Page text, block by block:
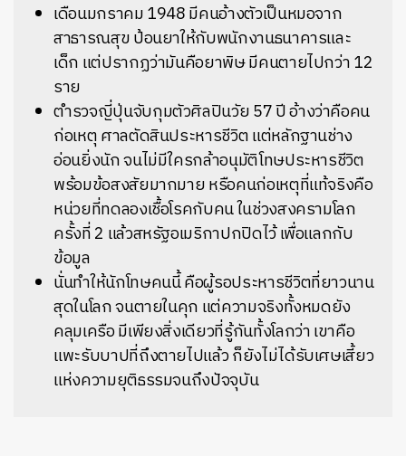
เดือนมกราคม 1948 มีคนอ้างตัวเป็นหมอจาก
สาธารณสุข ป้อนยาให้กับพนักงานธนาคารและ
เด็ก แต่ปรากฏว่ามันคือยาพิษ มีคนตายไปกว่า 12
ราย
ตำรวจญี่ปุ่นจับกุมตัวศิลปินวัย 57 ปี อ้างว่าคือคน
ก่อเหตุ ศาลตัดสินประหารชีวิต แต่หลักฐานช่าง
อ่อนยิ่งนัก จนไม่มีใครกล้าอนุมัติโทษประหารชีวิต
พร้อมข้อสงสัยมากมาย หรือคนก่อเหตุที่แท้จริงคือ
หน่วยที่ทดลองเชื้อโรคกับคน ในช่วงสงครามโลก
ครั้งที่ 2 แล้วสหรัฐอเมริกาปกปิดไว้ เพื่อแลกกับ
ข้อมูล
นั่นทำให้นักโทษคนนี้ คือผู้รอประหารชีวิตที่ยาวนาน
สุดในโลก จนตายในคุก แต่ความจริงทั้งหมดยัง
คลุมเครือ มีเพียงสิ่งเดียวที่รู้กันทั้งโลกว่า เขาคือ
แพะรับบาปที่ถึงตายไปแล้ว ก็ยังไม่ได้รับเศษเสี้ยว
แห่งความยุติธรรมจนถึงปัจจุบัน